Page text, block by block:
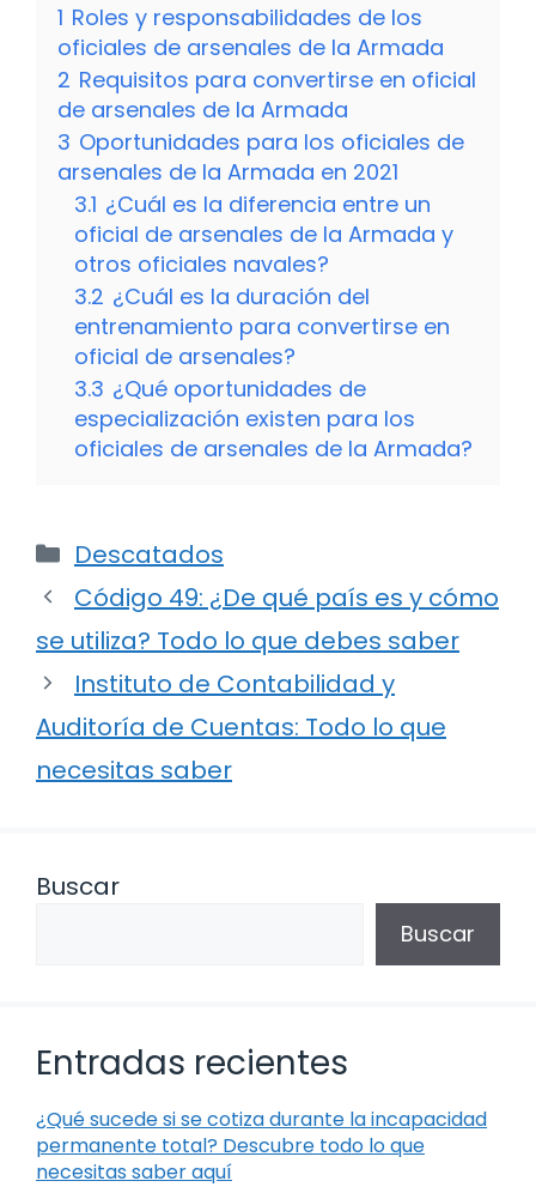
1 Roles y responsabilidades de los
oficiales de arsenales de la Armada
2 Requisitos para convertirse en oficial
de arsenales de la Armada
3 Oportunidades para los oficiales de
arsenales de la Armada en 2021
3.1 ¿Cuál es la diferencia entre un
oficial de arsenales de la Armada y
otros oficiales navales?
3.2 ¿Cuál es la duración del
entrenamiento para convertirse en
oficial de arsenales?
3.3 ¿Qué oportunidades de
especialización existen para los
oficiales de arsenales de la Armada?
Categorías
Descatados
Código 49: ¿De qué país es y cómo
se utiliza? Todo lo que debes saber
Instituto de Contabilidad y
Auditoría de Cuentas: Todo lo que
necesitas saber
Buscar
Buscar
Entradas recientes
¿Qué sucede si se cotiza durante la incapacidad
permanente total? Descubre todo lo que
necesitas saber aquí